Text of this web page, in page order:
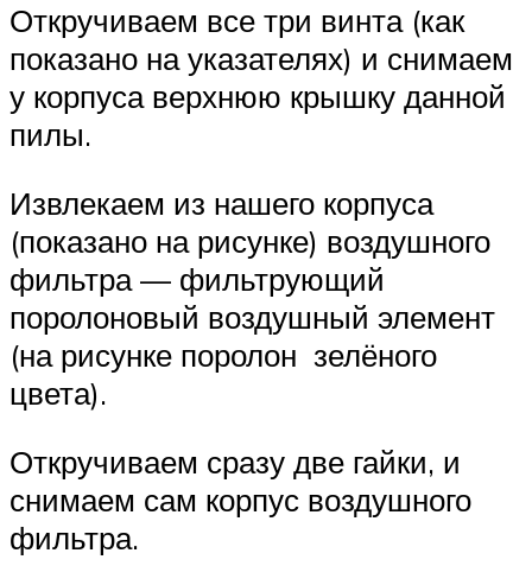
Откручиваем все три винта (как
показано на указателях) и снимаем
у корпуса верхнюю крышку данной
пилы.
Извлекаем из нашего корпуса
(показано на рисунке) воздушного
фильтра — фильтрующий
поролоновый воздушный элемент
(на рисунке поролон зелёного
цвета).
Откручиваем сразу две гайки, и
снимаем сам корпус воздушного
фильтра.